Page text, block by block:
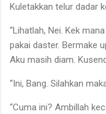
Kuletakkan telur dadar
“Lihatlah, Nei. Kek
pakai daster. Bermake
Aku masih diam.
“Ini, Bang. Silahkan
“Cuma ini? Ambillah